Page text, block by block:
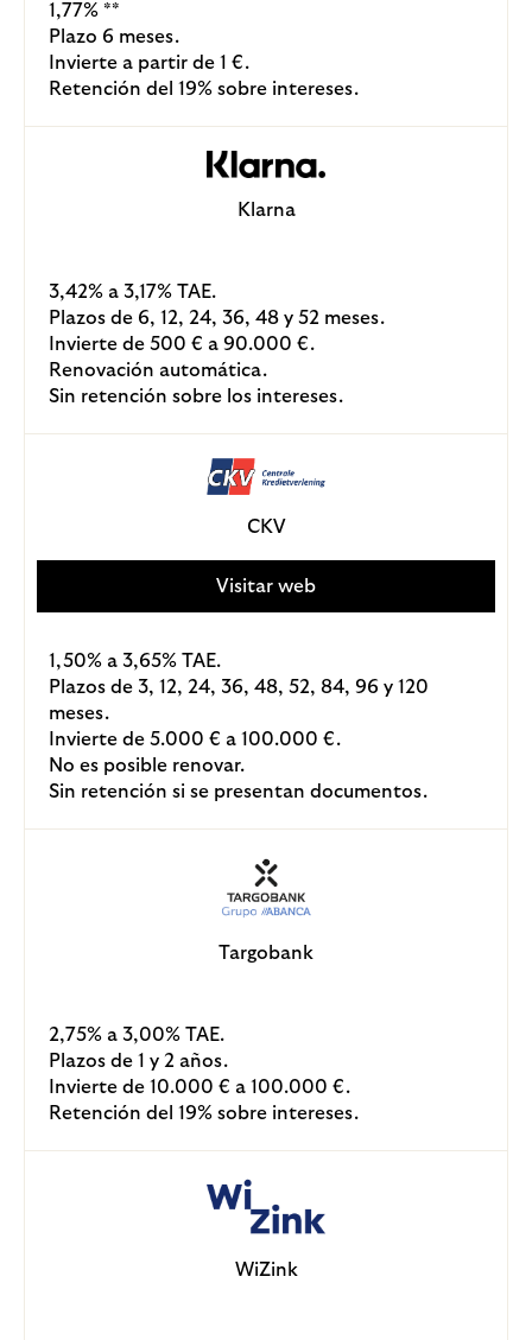
1,77% **
Plazo 6 meses.
Invierte a partir de 1 €.
Retención del 19% sobre intereses.
Klarna
3,42% a 3,17% TAE.
Plazos de 6, 12, 24, 36, 48 y 52 meses.
Invierte de 500 € a 90.000 €.
Renovación automática.
Sin retención sobre los intereses.
CKV
Visitar web
1,50% a 3,65% TAE.
Plazos de 3, 12, 24, 36, 48, 52, 84, 96 y 120
meses.
Invierte de 5.000 € a 100.000 €.
No es posible renovar.
Sin retención si se presentan documentos.
Targobank
2,75% a 3,00% TAE.
Plazos de 1 y 2 años.
Invierte de 10.000 € a 100.000 €.
Retención del 19% sobre intereses.
WiZink